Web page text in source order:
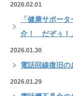
2026.02.01
「健康サポー
介！ だぞぅ！
2026.01.30
電話回線復旧の
2026.01.29